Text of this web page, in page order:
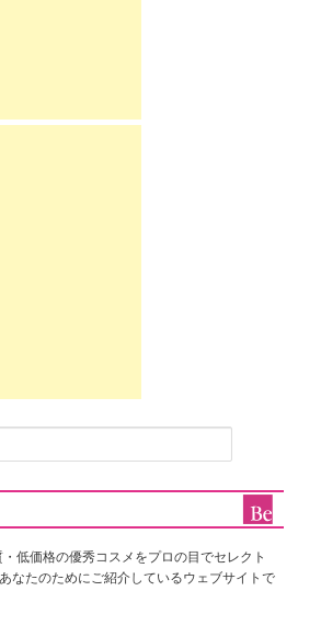
低価格の優秀コスメをプロの目でセレクト
なたのためにご紹介しているウェブサイトで